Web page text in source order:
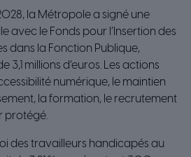
la Métropole a signé une
avec le Fonds pour l’Insertion des
dans la Fonction Publique,
millions d’euros. Les actions
numérique, le maintien
la formation, le recrutement
protégé.
des travailleurs handicapés au